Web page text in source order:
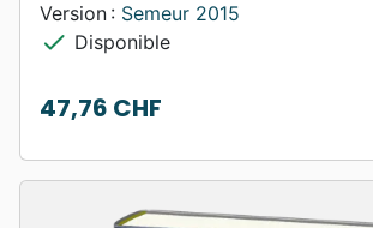
Version : Semeur 2015
check Disponible
Prix
47,76 CHF